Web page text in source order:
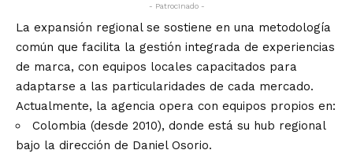
- Patrocinado -
La expansión regional se sostiene en una metodología
común que facilita la gestión integrada de experiencias
de marca, con equipos locales capacitados para
adaptarse a las particularidades de cada mercado.
Actualmente, la agencia opera con equipos propios en:
Colombia (desde 2010), donde está su hub regional
bajo la dirección de Daniel Osorio.